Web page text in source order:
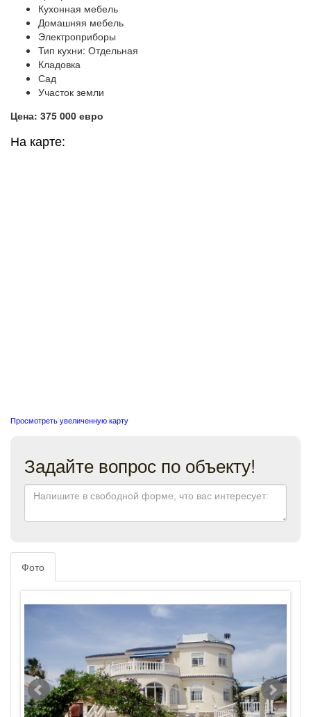
Кухонная мебель
Домашняя мебель
Электроприборы
Тип кухни: Отдельная
Кладовка
Сад
Участок земли
Цена: 375 000 евро
На карте:
Просмотреть увеличенную карту
Задайте вопрос по объекту!
Фото